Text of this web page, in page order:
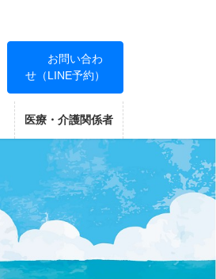
お問い合わ
せ（LINE予約）
医療・介護関係者